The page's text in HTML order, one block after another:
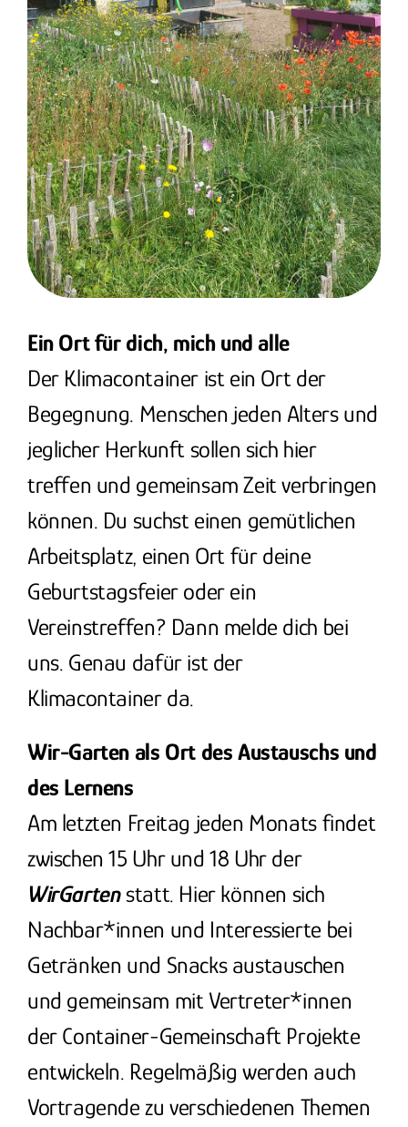
Ein Ort für dich, mich und alle
Der Klimacontainer ist ein Ort der
Begegnung. Menschen jeden Alters und
jeglicher Herkunft sollen sich hier
treffen und gemeinsam Zeit verbringen
können. Du suchst einen gemütlichen
Arbeitsplatz, einen Ort für deine
Geburtstagsfeier oder ein
Vereinstreffen? Dann melde dich bei
uns. Genau dafür ist der
Klimacontainer da.
Wir-Garten als Ort des Austauschs und
des Lernens
Am letzten Freitag jeden Monats findet
zwischen 15 Uhr und 18 Uhr der
WirGartenstatt. Hier können sich
Nachbar*innen und Interessierte bei
Getränken und Snacks austauschen
und gemeinsam mit Vertreter*innen
der Container-Gemeinschaft Projekte
entwickeln. Regelmäßig werden auch
Vortragende zu verschiedenen Themen